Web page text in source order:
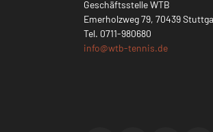
Geschäftsstelle WTB
Emerholzweg 79, 70439
Tel. 0711-980680
info@wtb-tennis.de